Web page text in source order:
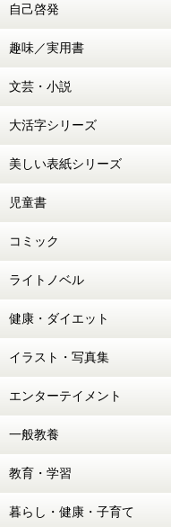
自己啓発
趣味／実用書
文芸・小説
大活字シリーズ
美しい表紙シリーズ
児童書
コミック
ライトノベル
健康・ダイエット
イラスト・写真集
エンターテイメント
一般教養
教育・学習
暮らし・健康・子育て